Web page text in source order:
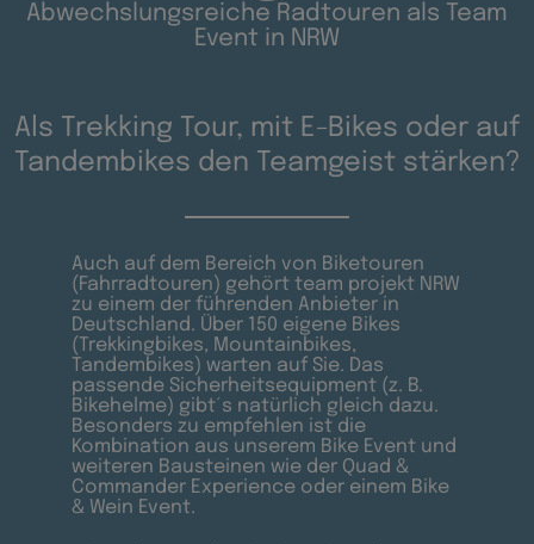
Abwechslungsreiche Radtouren als Team
Event in NRW
Als Trekking Tour, mit E-Bikes oder auf
Tandembikes den Teamgeist stärken?
Auch auf dem Bereich von Biketouren
(Fahrradtouren) gehört team projekt NRW
zu einem der führenden Anbieter in
Deutschland. Über 150 eigene Bikes
(Trekkingbikes, Mountainbikes,
Tandembikes) warten auf Sie. Das
passende Sicherheitsequipment (z. B.
Bikehelme) gibt´s natürlich gleich dazu.
Besonders zu empfehlen ist die
Kombination aus unserem Bike Event und
weiteren Bausteinen wie der Quad &
Commander Experience oder einem Bike
& Wein Event.